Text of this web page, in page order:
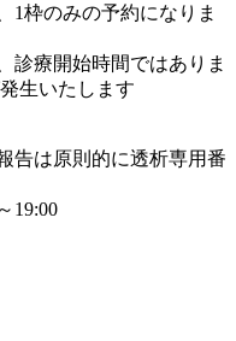
1枠のみの予約になりま
診療開始時間ではありま
生いたします
告は原則的に透析専用番
19:00